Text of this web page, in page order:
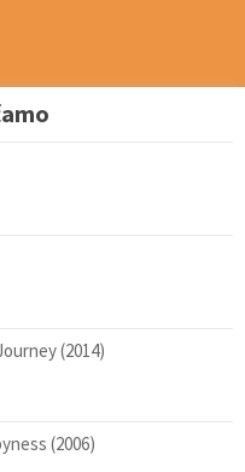
(2014)
(2006)